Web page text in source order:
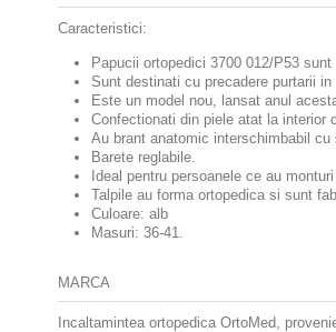
Caracteristici:
Papucii ortopedici 3700 012/P53
Sunt destinati cu precadere purtarii
Este un model nou, lansat anul
Confectionati din piele atat la interior
Au brant anatomic interschimbabil cu
Barete reglabile.
Ideal pentru persoanele ce au
Talpile au forma ortopedica si sunt
Culoare: alb
Masuri: 36-41.
MARCA
Incaltamintea ortopedica OrtoMed,